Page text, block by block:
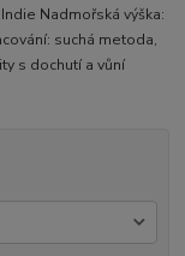
Nadmořská výška:
suchá metoda,
s dochutí a vůní